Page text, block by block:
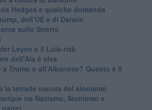
Hedges e qualche domanda
dell’UE e di Darwin
sullo Stretto
Leyen e il Lula-risk
dell'Aia è viva
Trump o all’Albanese? Questo è il
la tetrade oscura del sionismo
tra Nazismo, Sionismo e